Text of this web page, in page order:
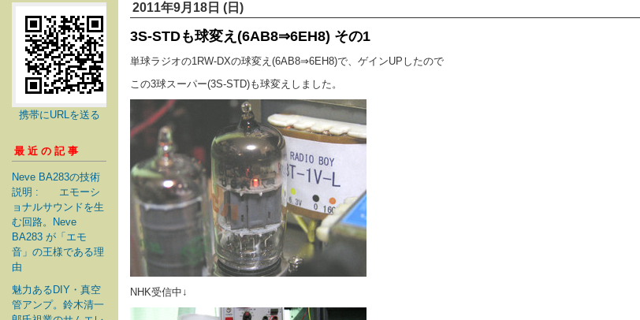
携帯にURLを送る
最近の記事
Neve BA283の技術
説明 : エモーシ
ョナルサウンドを生
む回路。Neve
BA283 が「エモ
音」の王様である理
由
魅力あるDIY・真空
管アンプ。鈴木清一
2011年9月18日 (日)
3S-STDも球変え(6AB8⇒6EH8) その1
単球ラジオの1RW-DXの球変え(6AB8⇒6EH8)で、ゲインUPしたので
この3球スーパー(3S-STD)も球変えしました。
NHK受信中↓